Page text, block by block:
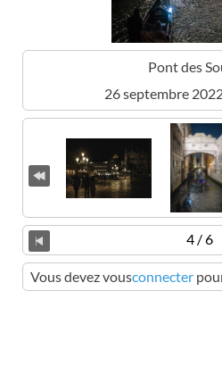
Pont des
26 septembre
4 / 6
Vous devez vousconnecter